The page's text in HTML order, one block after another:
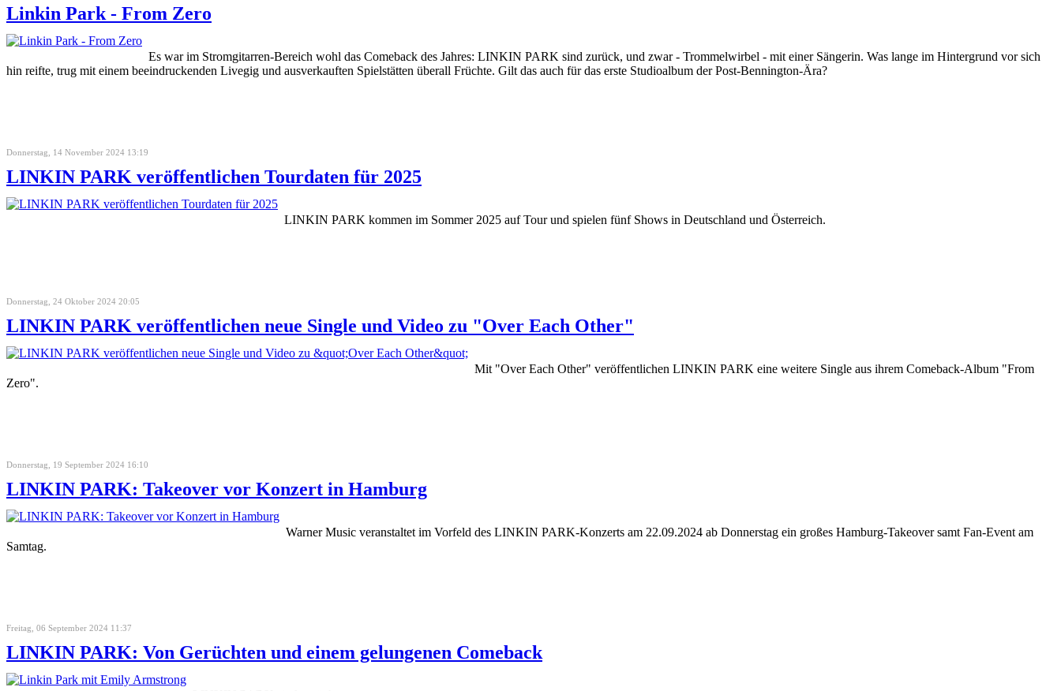
Linkin Park - From Zero
Es war im Stromgitarren-Bereich wohl das Comeback des Jahres: LINKIN PARK sind zurück, und zwar - Trommelwirbel - mit einer Sängerin. Was lange im Hintergrund vor sich
hin reifte, trug mit einem beeindruckenden Livegig und ausverkauften Spielstätten überall Früchte. Gilt das auch für das erste Studioalbum der Post-Bennington-Ära?
Donnerstag, 14 November 2024 13:19
LINKIN PARK veröffentlichen Tourdaten für 2025
LINKIN PARK kommen im Sommer 2025 auf Tour und spielen fünf Shows in Deutschland und Österreich.
Donnerstag, 24 Oktober 2024 20:05
LINKIN PARK veröffentlichen neue Single und Video zu "Over Each Other"
Mit "Over Each Other" veröffentlichen LINKIN PARK eine weitere Single aus ihrem Comeback-Album "From
Zero".
Donnerstag, 19 September 2024 16:10
LINKIN PARK: Takeover vor Konzert in Hamburg
Warner Music veranstaltet im Vorfeld des LINKIN PARK-Konzerts am 22.09.2024 ab Donnerstag ein großes Hamburg-Takeover samt Fan-Event am
Samtag.
Freitag, 06 September 2024 11:37
LINKIN PARK: Von Gerüchten und einem gelungenen Comeback